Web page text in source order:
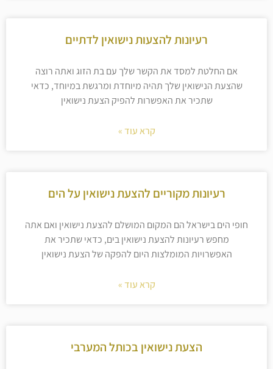
רעיונות להצעות נישואין לדתיים
אם החלטת למסד את הקשר שלך עם בת הזוג ואתה רוצה
שהצעת הנישואין שלך תהיה מיוחדת ומרגשת במיוחד, כדאי
שתכיר את האפשרות להפיק הצעת נישואין
קרא עוד »
רעיונות מקוריים להצעת נישואין על הים
חופי הים בישראל הם המקום המושלם להצעת נישואין ואם אתה
מחפש רעיונות להצעת נישואין בים, כדאי שתכיר את
האפשרויות המומלצות היום להפקה של הצעת נישואין
קרא עוד »
הצעת נישואין בכותל המערבי